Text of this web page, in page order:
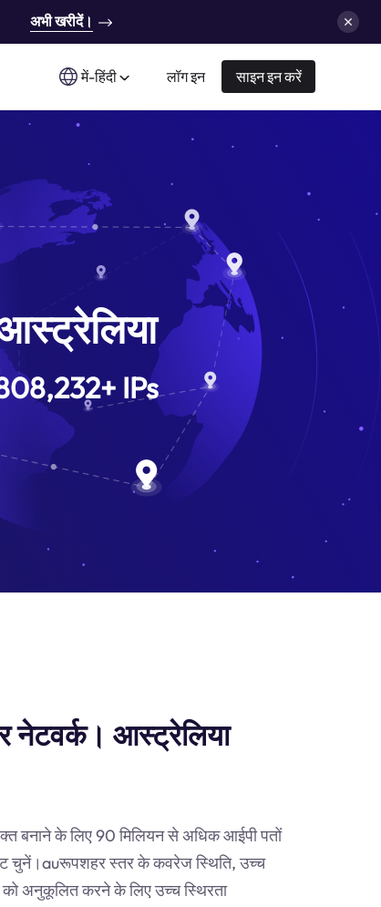
अभी खरीदें।
में-हिंदी लॉग इन साइन इन करें
+ IPs
नेटवर्क। आस्ट्रेलिया
बनाने के लिए 90 मिलियन से अधिक आईपी पतों
चुनें।auरूपशहर स्तर के कवरेज स्थिति, उच्च
अनुकूलित करने के लिए उच्च स्थिरता